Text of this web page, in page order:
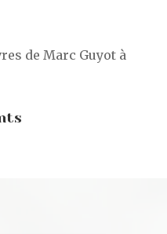
de Marc Guyot à